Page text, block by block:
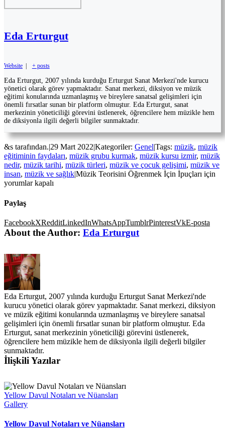
Eda Erturgut
Website + posts
Eda Erturgut, 2007 yılında kurduğu Erturgut Sanat Merkezi'nde kurucu
yönetici olarak görev yapmaktadır. Sanat merkezi, diksiyon ve müzik
eğitimi konularında uzmanlaşmış ve bireylere sanatsal gelişimleri için
önemli fırsatlar sunan bir platform olmuştur. Eda Erturgut, sanat
merkezinin yöneticiliği görevini üstlenerek, öğrencilere hem müzikle hem
de diksiyonla ilgili değerli bilgiler sunmaktadır.
&s tarafından.|29 Mart 2022|Kategoriler: Genel|Tags: müzik, müzik
eğitiminin faydaları, müzik grubu kurmak, müzik kursu izmir, müzik
nedir, müzik tarihi, müzik türleri, müzik ve çocuk gelişimi, müzik ve
insan, müzik ve sağlık|Müzik Teorisini Öğrenmek İçin İpuçları için
yorumlar kapalı
Paylaş
FacebookXRedditLinkedInWhatsAppTumblrPinterestVkE-posta
About the Author: Eda Erturgut
Eda Erturgut, 2007 yılında kurduğu Erturgut Sanat Merkezi'nde
kurucu yönetici olarak görev yapmaktadır. Sanat merkezi, diksiyon
ve müzik eğitimi konularında uzmanlaşmış ve bireylere sanatsal
gelişimleri için önemli fırsatlar sunan bir platform olmuştur. Eda
Erturgut, sanat merkezinin yöneticiliği görevini üstlenerek,
öğrencilere hem müzikle hem de diksiyonla ilgili değerli bilgiler
sunmaktadır.
İlişkili Yazılar
Yellow Davul Notaları ve Nüansları
Gallery
Yellow Davul Notaları ve Nüansları